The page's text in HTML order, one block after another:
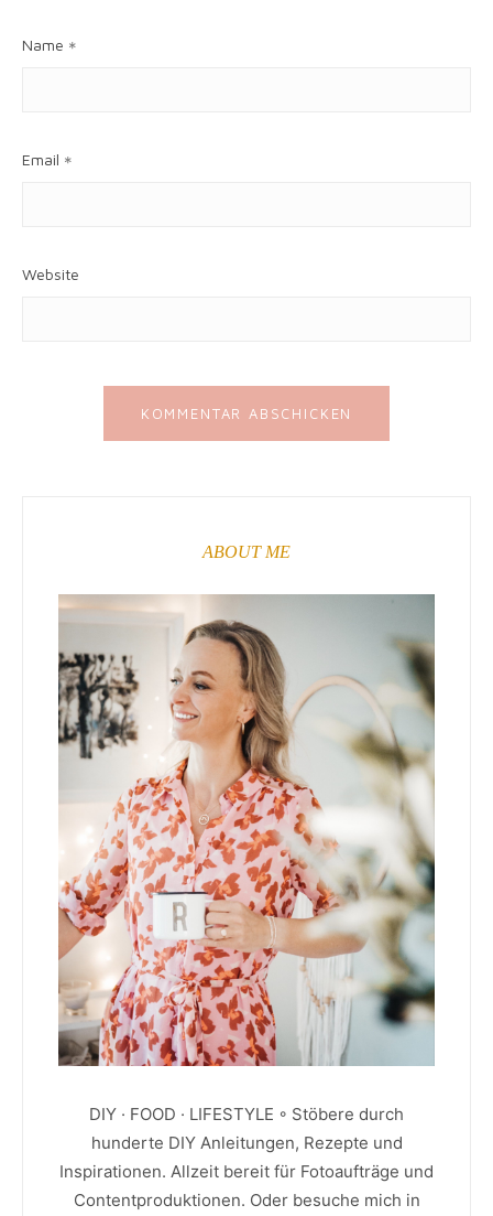
Name *
Email *
Website
ABOUT ME
DIY · FOOD · LIFESTYLE ◦ Stöbere durch
hunderte DIY Anleitungen, Rezepte und
Inspirationen. Allzeit bereit für Fotoaufträge und
Contentproduktionen. Oder besuche mich in